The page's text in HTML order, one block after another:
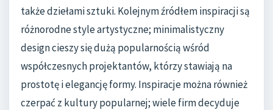
także dziełami sztuki. Kolejnym źródłem inspiracji są
różnorodne style artystyczne; minimalistyczny
design cieszy się dużą popularnością wśród
współczesnych projektantów, którzy stawiają na
prostotę i elegancję formy. Inspiracje można również
czerpać z kultury popularnej; wiele firm decyduje